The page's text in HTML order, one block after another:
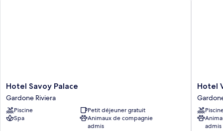
Hotel
Savoy
Palace
Gardone
Riviera
Hotel Savoy Palace
Gardone Riviera
Piscine
Petit déjeuner gratuit
Spa
Animaux de compagnie
admis
Hotel
Villa
Sofia
Riviera
Hotel
admis